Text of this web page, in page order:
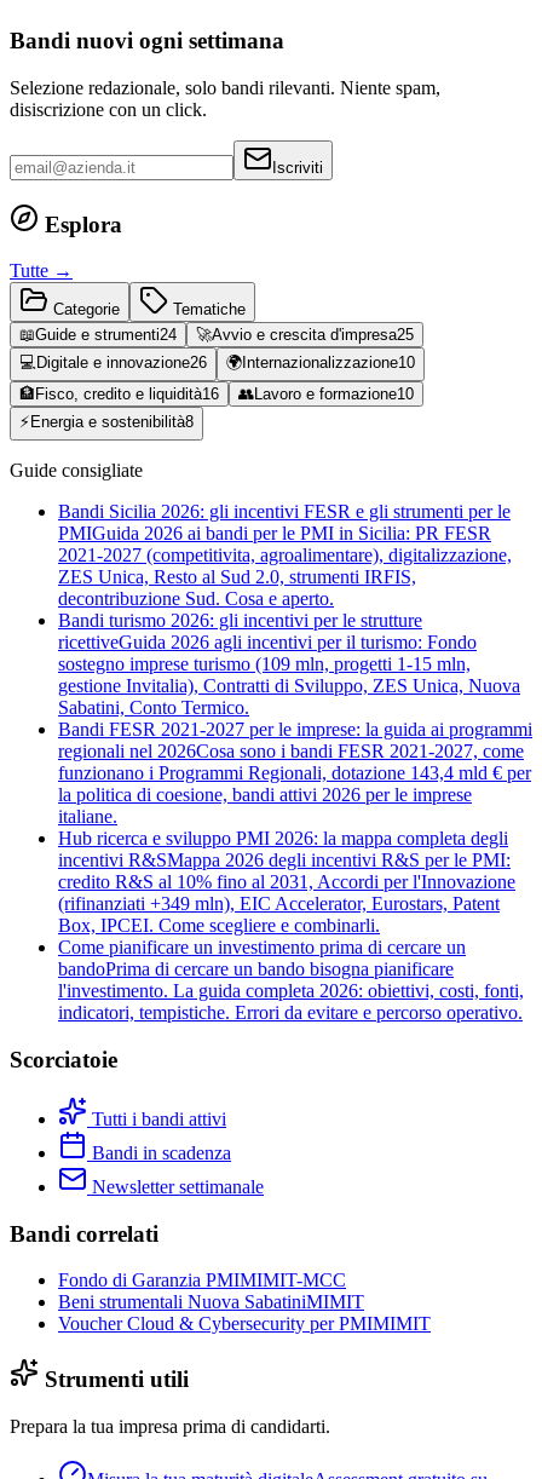
Bandi nuovi ogni settimana
Selezione redazionale, solo bandi rilevanti. Niente spam,
disiscrizione con un click.
Iscriviti
Esplora
Tutte →
Categorie
Tematiche
📖Guide e strumenti24 🚀Avvio e crescita d'impresa25
💻 Digitale e innovazione26 🌍 Internazionalizzazione10
🏦 Fisco, credito e liquidità16 👥Lavoro e formazione10
⚡ Energia e sostenibilità8
Guide consigliate
Bandi Sicilia 2026: gli incentivi FESR e gli strumenti per le
PMIGuida 2026 ai bandi per le PMI in Sicilia: PR FESR
2021-2027 (competitivita, agroalimentare), digitalizzazione,
ZES Unica, Resto al Sud 2.0, strumenti IRFIS,
decontribuzione Sud. Cosa e aperto.
Bandi turismo 2026: gli incentivi per le strutture
ricettiveGuida 2026 agli incentivi per il turismo: Fondo
sostegno imprese turismo (109 mln, progetti 1-15 mln,
gestione Invitalia), Contratti di Sviluppo, ZES Unica, Nuova
Sabatini, Conto Termico.
Bandi FESR 2021-2027 per le imprese: la guida ai programmi
regionali nel 2026Cosa sono i bandi FESR 2021-2027, come
funzionano i Programmi Regionali, dotazione 143,4 mld € per
la politica di coesione, bandi attivi 2026 per le imprese
italiane.
Hub ricerca e sviluppo PMI 2026: la mappa completa degli
incentivi R&SMappa 2026 degli incentivi R&S per le PMI:
credito R&S al 10% fino al 2031, Accordi per l'Innovazione
(rifinanziati +349 mln), EIC Accelerator, Eurostars, Patent
Box, IPCEI. Come scegliere e combinarli.
Come pianificare un investimento prima di cercare un
bandoPrima di cercare un bando bisogna pianificare
l'investimento. La guida completa 2026: obiettivi, costi, fonti,
indicatori, tempistiche. Errori da evitare e percorso operativo.
Scorciatoie
Tutti i bandi attivi
Bandi in scadenza
Newsletter settimanale
Bandi correlati
Fondo di Garanzia PMIMIMIT-MCC
Beni strumentali Nuova SabatiniMIMIT
Voucher Cloud & Cybersecurity per PMIMIMIT
Strumenti utili
Prepara la tua impresa prima di candidarti.